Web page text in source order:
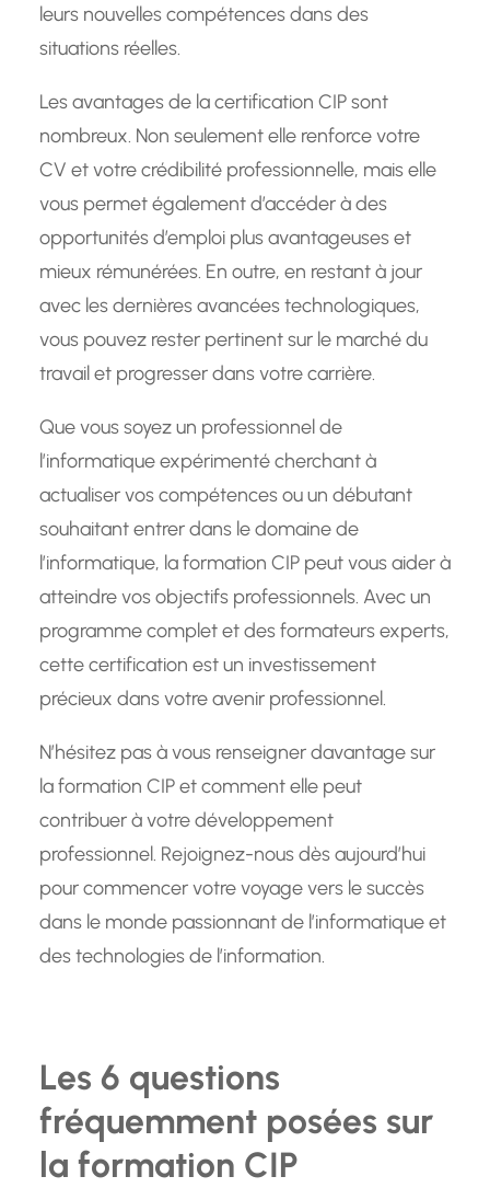
leurs nouvelles compétences dans des
situations réelles.
Les avantages de la certification CIP sont
nombreux. Non seulement elle renforce votre
CV et votre crédibilité professionnelle, mais elle
vous permet également d’accéder à des
opportunités d’emploi plus avantageuses et
mieux rémunérées. En outre, en restant à jour
avec les dernières avancées technologiques,
vous pouvez rester pertinent sur le marché du
travail et progresser dans votre carrière.
Que vous soyez un professionnel de
l’informatique expérimenté cherchant à
actualiser vos compétences ou un débutant
souhaitant entrer dans le domaine de
l’informatique, la formation CIP peut vous aider à
atteindre vos objectifs professionnels. Avec un
programme complet et des formateurs experts,
cette certification est un investissement
précieux dans votre avenir professionnel.
N’hésitez pas à vous renseigner davantage sur
la formation CIP et comment elle peut
contribuer à votre développement
professionnel. Rejoignez-nous dès aujourd’hui
pour commencer votre voyage vers le succès
dans le monde passionnant de l’informatique et
des technologies de l’information.
Les 6 questions
fréquemment posées sur
la formation CIP